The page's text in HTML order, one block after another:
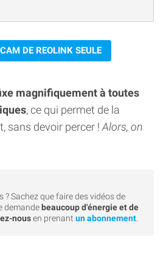
DE REOLINK SEULE
magnifiquement à toutes
, ce qui permet de la
sans devoir percer ! Alors, on
? Sachez que faire des vidéos de
demande beaucoup d'énergie et de
nousen prenant un abonnement